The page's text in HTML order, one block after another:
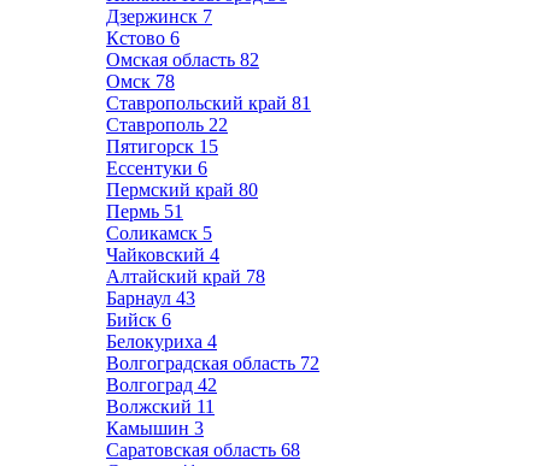
Дзержинск 7
Кстово 6
Омская область 82
Омск 78
Ставропольский край 81
Ставрополь 22
Пятигорск 15
Ессентуки 6
Пермский край 80
Пермь 51
Соликамск 5
Чайковский 4
Алтайский край 78
Барнаул 43
Бийск 6
Белокуриха 4
Волгоградская область 72
Волгоград 42
Волжский 11
Камышин 3
Саратовская область 68